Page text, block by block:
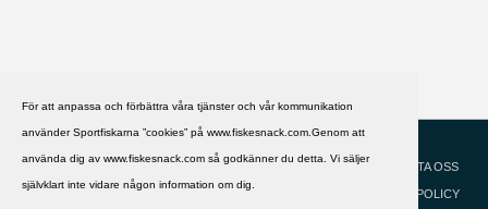
För att anpassa och förbättra våra tjänster och vår kommunikation
använder Sportfiskarna ”cookies” på www.fiskesnack.com.Genom att
använda dig av www.fiskesnack.com så godkänner du detta. Vi säljer
självklart inte vidare någon information om dig.
HJÄLP
KONTAKTA OSS
COOKIEPOLICY